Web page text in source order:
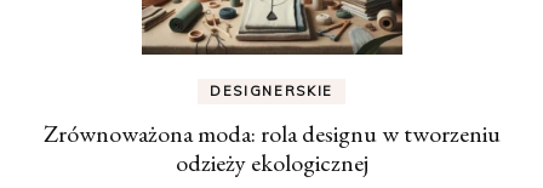
DESIGNERSKIE
Zrównoważona moda: rola designu w tworzeniu
odzieży ekologicznej